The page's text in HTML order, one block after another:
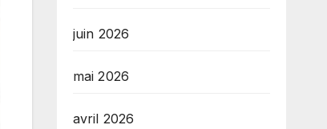
juin 2026
mai 2026
avril 2026